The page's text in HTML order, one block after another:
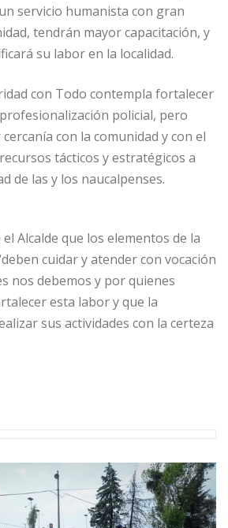
servicio humanista con gran
tendrán mayor capacitación, y
su labor en la localidad.
con Todo contempla fortalecer
policial, pero
con la comunidad y con el
tácticos y estratégicos a
de las y los naucalpenses.
Alcalde que los elementos de la
cuidar y atender con vocación
nos debemos y por quienes
esta labor y que la
sus actividades con la certeza